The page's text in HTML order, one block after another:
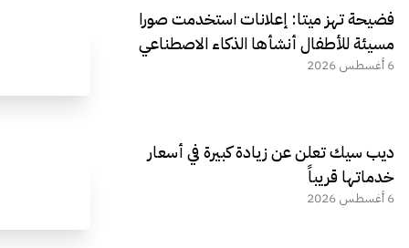
فضيحة تهز ميتا: إعلانات استخدمت صورا
مسيئة للأطفال أنشأها الذكاء الاصطناعي
6 أغسطس 2026
ديب سيك تعلن عن زيادة كبيرة في أسعار
خدماتها قريباً
6 أغسطس 2026